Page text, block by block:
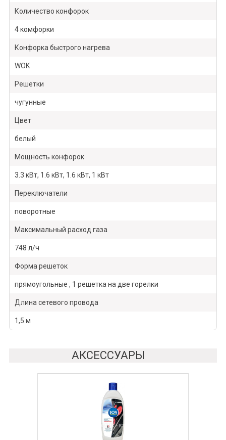
Количество конфорок
4 комфорки
Конфорка быстрого нагрева
WOK
Решетки
чугунные
Цвет
белый
Мощность конфорок
3.3 кВт, 1.6 кВт, 1.6 кВт, 1 кВт
Переключатели
поворотные
Максимальный расход газа
748 л/ч
Форма решеток
прямоугольные , 1 решетка на две горелки
Длина сетевого провода
1,5 м
АКСЕССУАРЫ